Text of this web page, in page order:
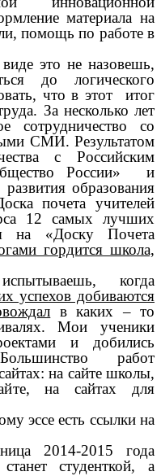
материала на
помощь по работе в
это не назовешь,
до логического
что в этот итог
За несколько лет
сотрудничество со
СМИ. Результатом
с Российским
России» и
образования
почета учителей
12 самых лучших
на «Доску Почета
гордится школа,
когда
успехов добиваются
в каких – то
Мои ученики
и добились
работ
на сайте школы,
на сайтах для
эссе есть ссылки на
2014-2015 года
студенткой, а